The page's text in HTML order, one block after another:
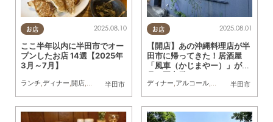
お店
半田市
2025.08.10
ここ半年以内に半田市でオー
プンしたお店 14選【2025年
3月～7月】
ランチ ディナー 開店 リニューアル まとめ記事,家族
お店
半田市
2025.08.01
【開店】あの沖縄料理店が半
田市に帰ってきた！居酒屋
「風車（かじまやー）」が4
月に再出発
ディナー アルコール, リニューアル